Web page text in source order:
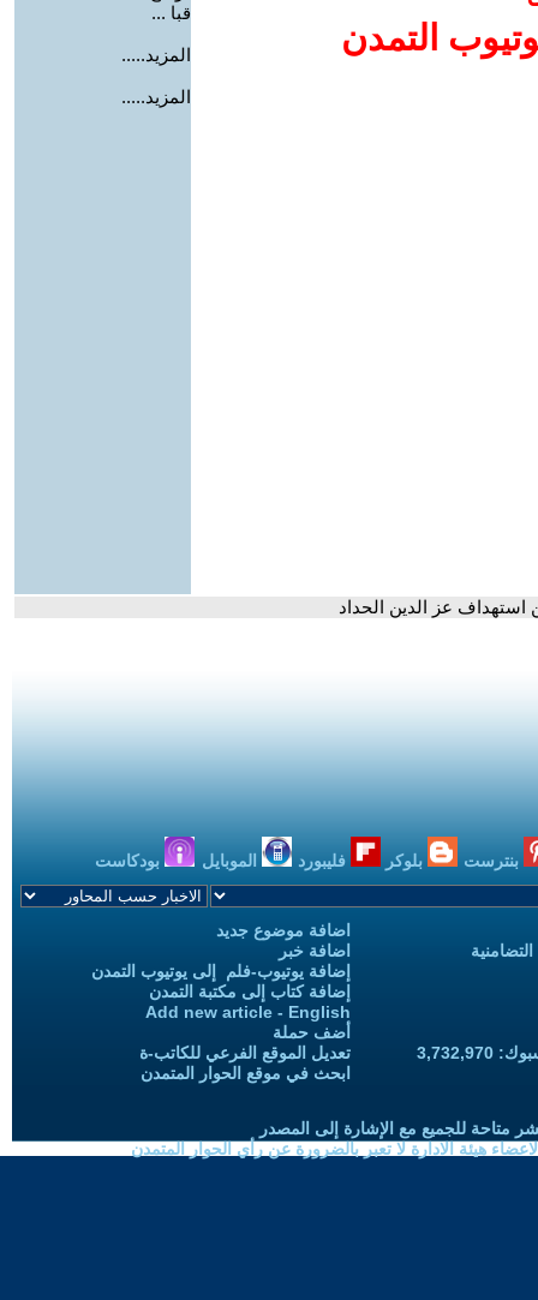
التمدن
قبا ...
المزيد.....
المزيد.....
استهداف عز الدين الحداد
بنترست بلوكر فليبورد الموبايل بودكاست
اضافة موضوع جديد
اضافة خبر
إضافة يوتيوب-فلم إلى يوتيوب التمدن
إضافة كتاب إلى مكتبة التمدن
Add new article - English
أضف حملة
تعديل الموقع الفرعي للكاتب-ة
ابحث في موقع الحوار المتمدن
متاحة للجميع مع الإشارة إلى المصدر
هيئة الادارة لا تعبر بالضرورة عن رأي الحوار المتمدن